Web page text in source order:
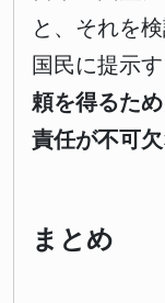
と、それを
国民に提示
頼を得るた
責任が不可欠
まとめ